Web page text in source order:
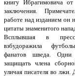
книгу Ибрагимовича
заключения.
работе над изданием он
цитаты знаменитого
Всплывшая в
взбудоражила
фанатов шведа. Одни
защищать члена
уличая писателя во лжи.